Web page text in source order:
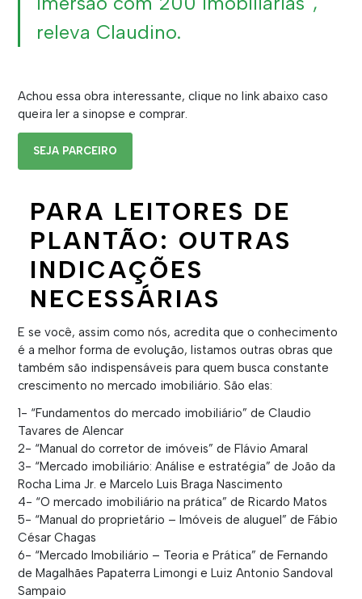
releva Claudino.
Achou essa obra interessante, clique no link abaixo caso
queira ler a sinopse e comprar.
SEJA PARCEIRO
PARA LEITORES DE
PLANTÃO: OUTRAS
INDICAÇÕES
NECESSÁRIAS
E se você, assim como nós, acredita que o conhecimento
é a melhor forma de evolução, listamos outras obras que
também são indispensáveis para quem busca constante
crescimento no mercado imobiliário. São elas:
1- “Fundamentos do mercado imobiliário” de Claudio
Tavares de Alencar
2- “Manual do corretor de imóveis” de Flávio Amaral
3- “Mercado imobiliário: Análise e estratégia” de João da
Rocha Lima Jr. e Marcelo Luis Braga Nascimento
4- “O mercado imobiliário na prática” de Ricardo Matos
5- “Manual do proprietário – Imóveis de aluguel” de Fábio
César Chagas
6- “Mercado Imobiliário – Teoria e Prática” de Fernando
de Magalhães Papaterra Limongi e Luiz Antonio Sandoval
Sampaio